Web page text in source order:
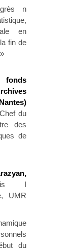
n
en
fin de
fonds
du
des
de
I
UMR
du